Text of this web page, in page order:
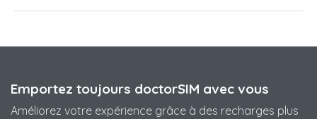
Emportez toujours doctorSIM avec vous
Améliorez votre expérience grâce à des recharges plus